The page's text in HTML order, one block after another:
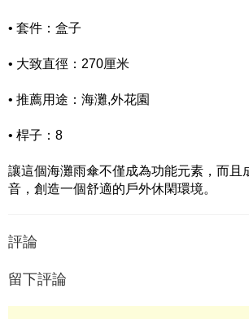
• 套件：盒子
• 大致直徑：270厘米
• 推薦用途：海灘,外花園
• 桿子：8
讓這個海灘雨傘不僅成為功能元素，而且
音，創造一個舒適的戶外休閑環境。
評論
留下評論